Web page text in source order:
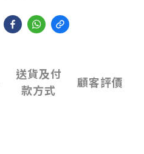
送貨及付
款方式
顧客評價